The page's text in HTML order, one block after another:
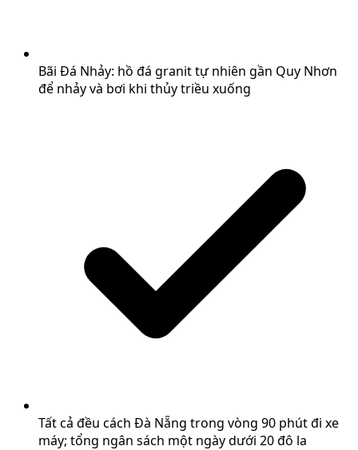
Bãi Đá Nhảy: hồ đá granit tự nhiên gần Quy Nhơn
để nhảy và bơi khi thủy triều xuống
Tất cả đều cách Đà Nẵng trong vòng 90 phút đi xe
máy; tổng ngân sách một ngày dưới 20 đô la